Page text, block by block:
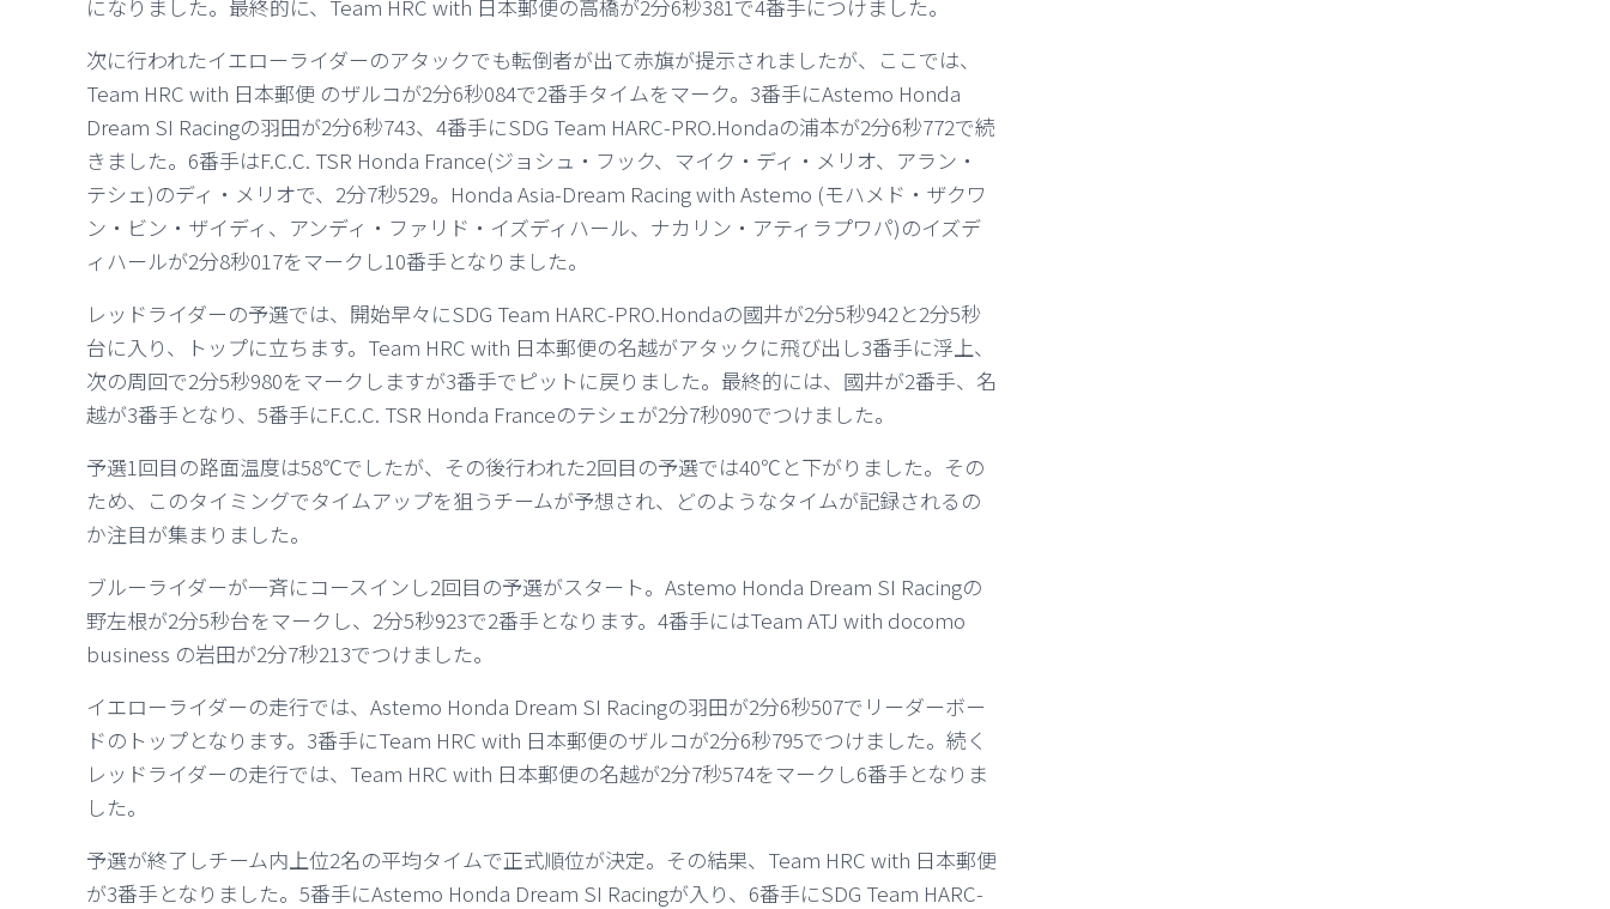
になりました。最終的に、Team HRC with 日本郵便の高橋が2分6秒381で4番手につけました。
次に行われたイエローライダーのアタックでも転倒者が出て赤旗が提示されましたが、ここでは、
Team HRC with 日本郵便 のザルコが2分6秒084で2番手タイムをマーク。3番手にAstemo Honda
Dream SI Racingの羽田が2分6秒743、4番手にSDG Team HARC-PRO.Hondaの浦本が2分6秒772で続
きました。6番手はF.C.C. TSR Honda France(ジョシュ・フック、マイク・ディ・メリオ、アラン・
テシェ)のディ・メリオで、2分7秒529。Honda Asia-Dream Racing with Astemo (モハメド・ザクワ
ン・ビン・ザイディ、アンディ・ファリド・イズディハール、ナカリン・アティラプワパ)のイズデ
ィハールが2分8秒017をマークし10番手となりました。
レッドライダーの予選では、開始早々にSDG Team HARC-PRO.Hondaの國井が2分5秒942と2分5秒
台に入り、トップに立ちます。Team HRC with 日本郵便の名越がアタックに飛び出し3番手に浮上、
次の周回で2分5秒980をマークしますが3番手でピットに戻りました。 最終的には、國井が2番手、名
越が3番手となり、5番手にF.C.C. TSR Honda Franceのテシェが2分7秒090でつけました。
予選1回目の路面温度は58℃でしたが、その後行われた2回目の予選では40℃と下がりました。その
ため、このタイミングでタイムアップを狙うチームが予想され、どのようなタイムが記録されるの
か注目が集まりました。
ブルーライダーが一斉にコースインし2回目の予選がスタート。Astemo Honda Dream SI Racingの
野左根が2分5秒台をマークし、2分5秒923で2番手となります。4番手にはTeam ATJ with docomo
business の岩田が2分7秒213でつけました。
イエローライダーの走行では、Astemo Honda Dream SI Racingの羽田が2分6秒507でリーダーボー
ドのトップとなります。3番手にTeam HRC with 日本郵便のザルコが2分6秒795でつけました。続く
レッドライダーの走行では、Team HRC with 日本郵便の名越が2分7秒574をマークし6番手となりま
した。
予選が終了しチーム内上位2名の平均タイムで正式順位が決定。その結果、Team HRC with 日本郵便
が3番手となりました。5番手にAstemo Honda Dream SI Racingが入り、6番手にSDG Team HARC-